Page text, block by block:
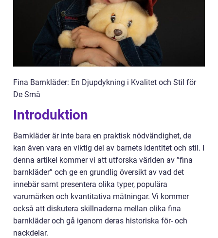
Fina Barnkläder: En Djupdykning i Kvalitet och Stil för
De Små
Introduktion
Barnkläder är inte bara en praktisk nödvändighet, de
kan även vara en viktig del av barnets identitet och stil. I
denna artikel kommer vi att utforska världen av ”fina
barnkläder” och ge en grundlig översikt av vad det
innebär samt presentera olika typer, populära
varumärken och kvantitativa mätningar. Vi kommer
också att diskutera skillnaderna mellan olika fina
barnkläder och gå igenom deras historiska för- och
nackdelar.